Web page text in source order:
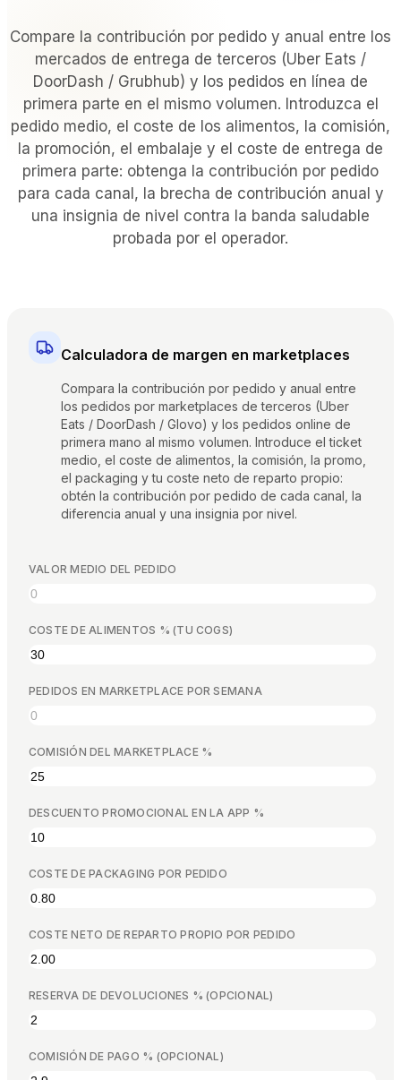
Restaurantes con servicio completo
Restaurantes informales y bistros
Bares y discotecas
Hoteles y complejos turísticos
Comida para llevar y a domicilio
Camiones de comida y cocinas compartidas
COMPARAR
Tableview frente a Toast
RECURSOS
Calculadoras gratis
Opiniones
Actualizaciones de productos
Asistencia
Seguridad de los datos
EMPIEZA
Precios
Contacto
Empleo
Reserva una demostración
Compare la contribución por pedido y anual entre los
mercados de entrega de terceros (Uber Eats /
DoorDash / Grubhub) y los pedidos en línea de
primera parte en el mismo volumen. Introduzca el
pedido medio, el coste de los alimentos, la comisión,
la promoción, el embalaje y el coste de entrega de
primera parte: obtenga la contribución por pedido
para cada canal, la brecha de contribución anual y
una insignia de nivel contra la banda saludable
probada por el operador.
Calculadora de margen en marketplaces
Compara la contribución por pedido y anual entre
los pedidos por marketplaces de terceros (Uber
Eats / DoorDash / Glovo) y los pedidos online de
primera mano al mismo volumen. Introduce el ticket
medio, el coste de alimentos, la comisión, la promo,
el packaging y tu coste neto de reparto propio:
obtén la contribución por pedido de cada canal, la
diferencia anual y una insignia por nivel.
VALOR MEDIO DEL PEDIDO
COSTE DE ALIMENTOS % (TU COGS)
PEDIDOS EN MARKETPLACE POR SEMANA
COMISIÓN DEL MARKETPLACE %
DESCUENTO PROMOCIONAL EN LA APP %
COSTE DE PACKAGING POR PEDIDO
COSTE NETO DE REPARTO PROPIO POR PEDIDO
RESERVA DE DEVOLUCIONES % (OPCIONAL)
COMISIÓN DE PAGO % (OPCIONAL)